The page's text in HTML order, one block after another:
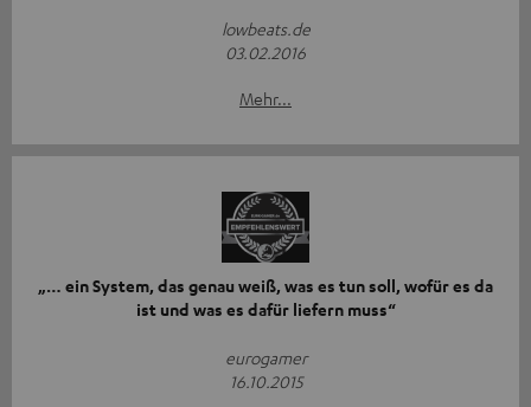
lowbeats.de
03.02.2016
Mehr...
„… ein System, das genau weiß, was es tun soll, wofür es da
ist und was es dafür liefern muss“
eurogamer
16.10.2015